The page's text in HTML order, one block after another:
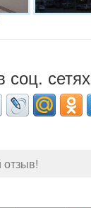
соц. сетях
отзыв!